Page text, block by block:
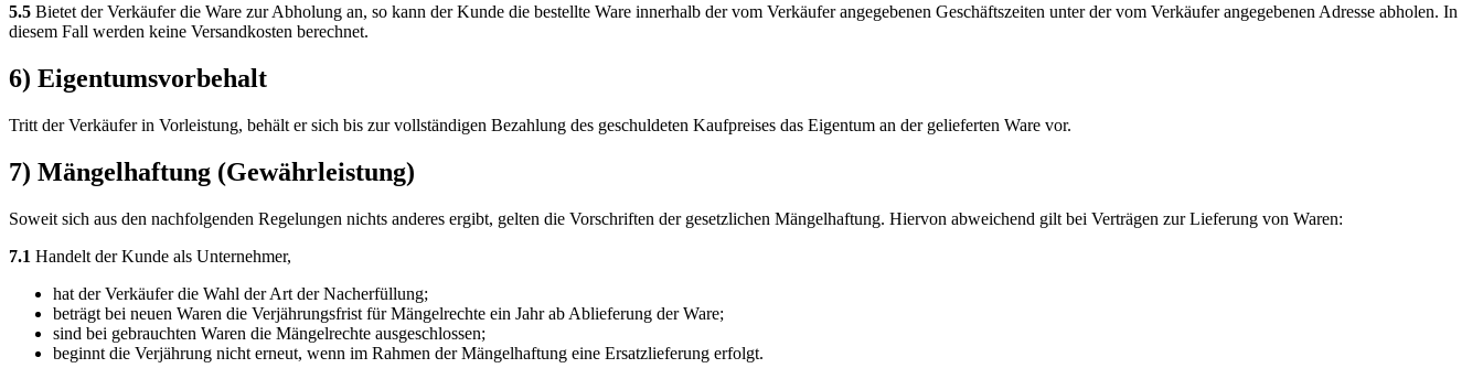
5.5 Bietet der Verkäufer die Ware zur Abholung an, so kann der Kunde die bestellte Ware innerhalb der vom Verkäufer angegebenen Geschäftszeiten unter der vom Verkäufer angegebenen Adresse abholen. In
diesem Fall werden keine Versandkosten berechnet.
6) Eigentumsvorbehalt
Tritt der Verkäufer in Vorleistung, behält er sich bis zur vollständigen Bezahlung des geschuldeten Kaufpreises das Eigentum an der gelieferten Ware vor.
7) Mängelhaftung (Gewährleistung)
Soweit sich aus den nachfolgenden Regelungen nichts anderes ergibt, gelten die Vorschriften der gesetzlichen Mängelhaftung. Hiervon abweichend gilt bei Verträgen zur Lieferung von Waren:
7.1 Handelt der Kunde als Unternehmer,
hat der Verkäufer die Wahl der Art der Nacherfüllung;
beträgt bei neuen Waren die Verjährungsfrist für Mängelrechte ein Jahr ab Ablieferung der Ware;
sind bei gebrauchten Waren die Mängelrechte ausgeschlossen;
beginnt die Verjährung nicht erneut, wenn im Rahmen der Mängelhaftung eine Ersatzlieferung erfolgt.